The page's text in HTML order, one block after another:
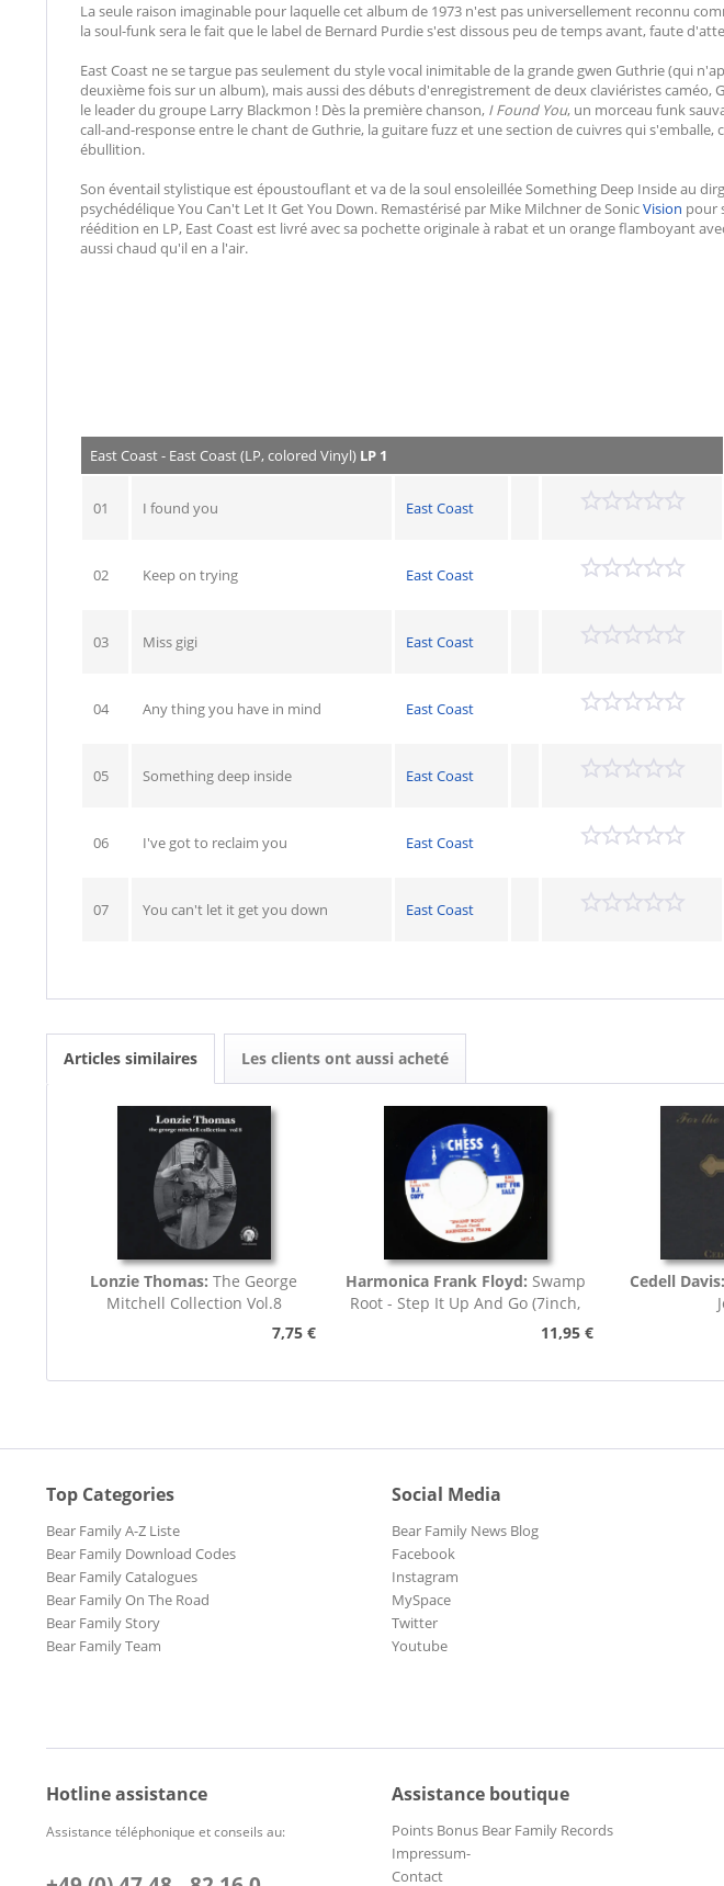
La seule raison imaginable pour laquelle cet album de 1973 n'est pas universellement reconnu
la soul-funk sera le fait que le label de Bernard Purdie s'est dissous peu de temps avant, faute
East Coast ne se targue pas seulement du style vocal inimitable de la grande gwen Guthrie (qui
deuxième fois sur un album), mais aussi des débuts d'enregistrement de deux claviéristes caméo,
le leader du groupe Larry Blackmon ! Dès la première chanson, I Found You, un morceau funk
call-and-response entre le chant de Guthrie, la guitare fuzz et une section de cuivres qui s'emballe,
ébullition.
Son éventail stylistique est époustouflant et va de la soul ensoleillée Something Deep Inside au
psychédélique You Can't Let It Get You Down. Remastérisé par Mike Milchner de SonicVision pour
réédition en LP, East Coast est livré avec sa pochette originale à rabat et un orange flamboyant
aussi chaud qu'il en a l'air.
East Coast - East Coast (LP, colored Vinyl) LP 1
01 I found you East Coast
02 Keep on trying East Coast
03 Miss gigi East Coast
04 Any thing you have in mind East Coast
05 Something deep inside East Coast
06 I've got to reclaim you East Coast
07 You can't let it get you down East Coast
Articles similaires Les clients ont aussi acheté
Lonzie Thomas:The George
Mitchell Collection Vol.8
7,75 €
Harmonica Frank Floyd: Swamp
Root - Step It Up And Go (7inch,
11,95 €
Cedell Davis:
Top Categories
Bear Family A-Z Liste
Bear Family Download Codes
Bear Family Catalogues
Bear Family On The Road
Bear Family Story
Bear Family Team
Social Media
Bear Family News Blog
Facebook
Instagram
MySpace
Twitter
Youtube
Hotline assistance
Assistance téléphonique et conseils au:
Assistance boutique
Points Bonus Bear Family Records
Impressum-
Contact